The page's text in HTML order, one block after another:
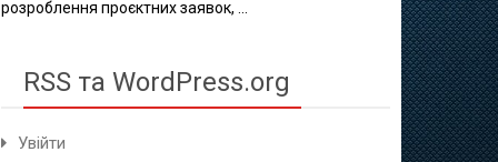
розроблення проєктних заявок, ...
методичного
RSS та WordPress.org
Увійти